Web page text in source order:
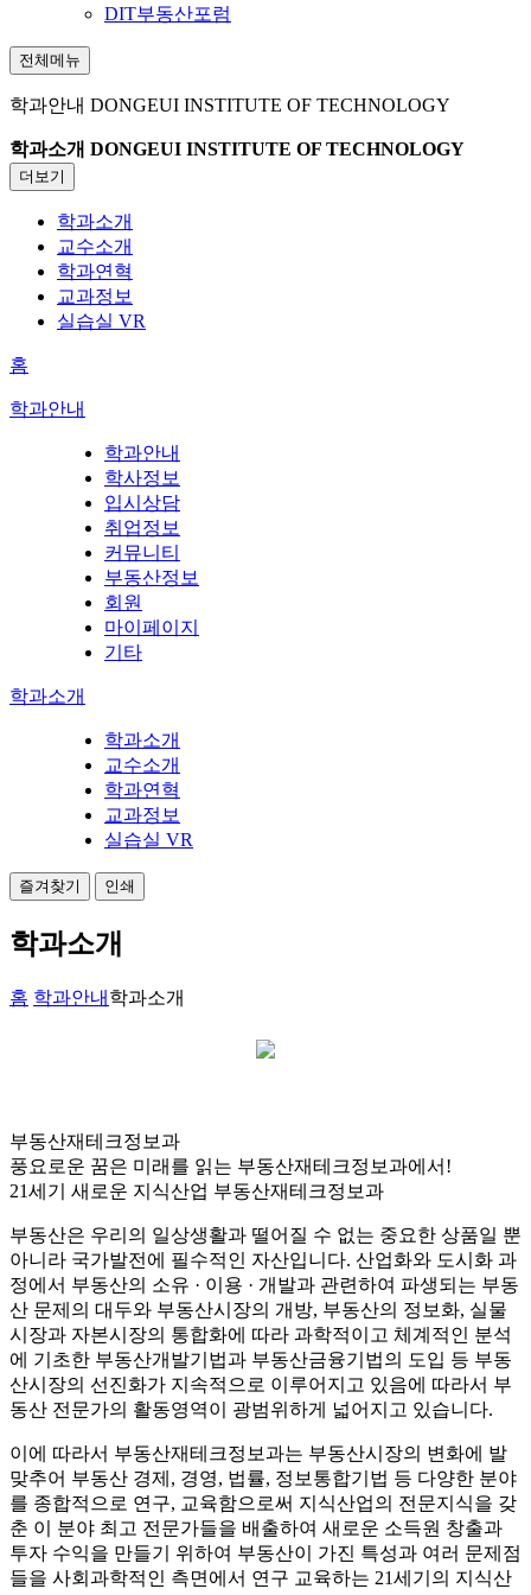
DIT부동산포럼
전체메뉴
학과안내 DONGEUI INSTITUTE OF TECHNOLOGY
학과소개 DONGEUI INSTITUTE OF TECHNOLOGY
더보기
학과소개
교수소개
학과연혁
교과정보
실습실 VR
홈
학과안내
학과안내
학사정보
입시상담
취업정보
커뮤니티
부동산정보
회원
마이페이지
기타
학과소개
학과소개
교수소개
학과연혁
교과정보
실습실 VR
즐겨찾기 인쇄
학과소개
홈 학과안내 학과소개
부동산재테크정보과
풍요로운 꿈은 미래를 읽는 부동산재테크정보과에서!
21세기 새로운 지식산업 부동산재테크정보과
부동산은 우리의 일상생활과 떨어질 수 없는 중요한 상품일 뿐
아니라 국가발전에 필수적인 자산입니다. 산업화와 도시화 과
정에서 부동산의 소유 · 이용 · 개발과 관련하여 파생되는 부동
산 문제의 대두와 부동산시장의 개방, 부동산의 정보화, 실물
시장과 자본시장의 통합화에 따라 과학적이고 체계적인 분석
에 기초한 부동산개발기법과 부동산금융기법의 도입 등 부동
산시장의 선진화가 지속적으로 이루어지고 있음에 따라서 부
동산 전문가의 활동영역이 광범위하게 넓어지고 있습니다.
이에 따라서 부동산재테크정보과는 부동산시장의 변화에 발
맞추어 부동산 경제, 경영, 법률, 정보통합기법 등 다양한 분야
를 종합적으로 연구, 교육함으로써 지식산업의 전문지식을 갖
춘 이 분야 최고 전문가들을 배출하여 새로운 소득원 창출과
투자 수익을 만들기 위하여 부동산이 가진 특성과 여러 문제점
들을 사회과학적인 측면에서 연구 교육하는 21세기의 지식산